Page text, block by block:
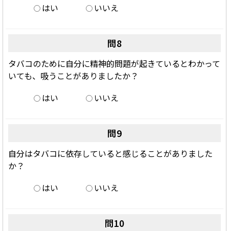
はい
いいえ
問8
タバコのために自分に精神的問題が起きているとわかって
いても、吸うことがありましたか？
はい
いいえ
問9
自分はタバコに依存していると感じることがありました
か？
はい
いいえ
問10